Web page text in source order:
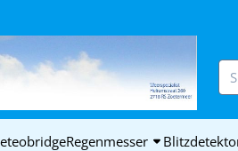
Regenmesser